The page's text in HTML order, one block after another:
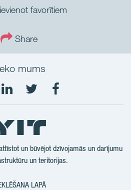
favorītiem
Share
mums
LinkedIn
Seko
mums
Twtitter
Seko
un būvējot dzīvojamās un darījumu
un teritorijas.
LAPĀ